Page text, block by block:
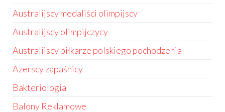
Australijscy medaliści olimpijscy
Australijscy olimpijczycy
Australijscy piłkarze polskiego pochodzenia
Azerscy zapaśnicy
Bakteriologia
Balony Reklamowe